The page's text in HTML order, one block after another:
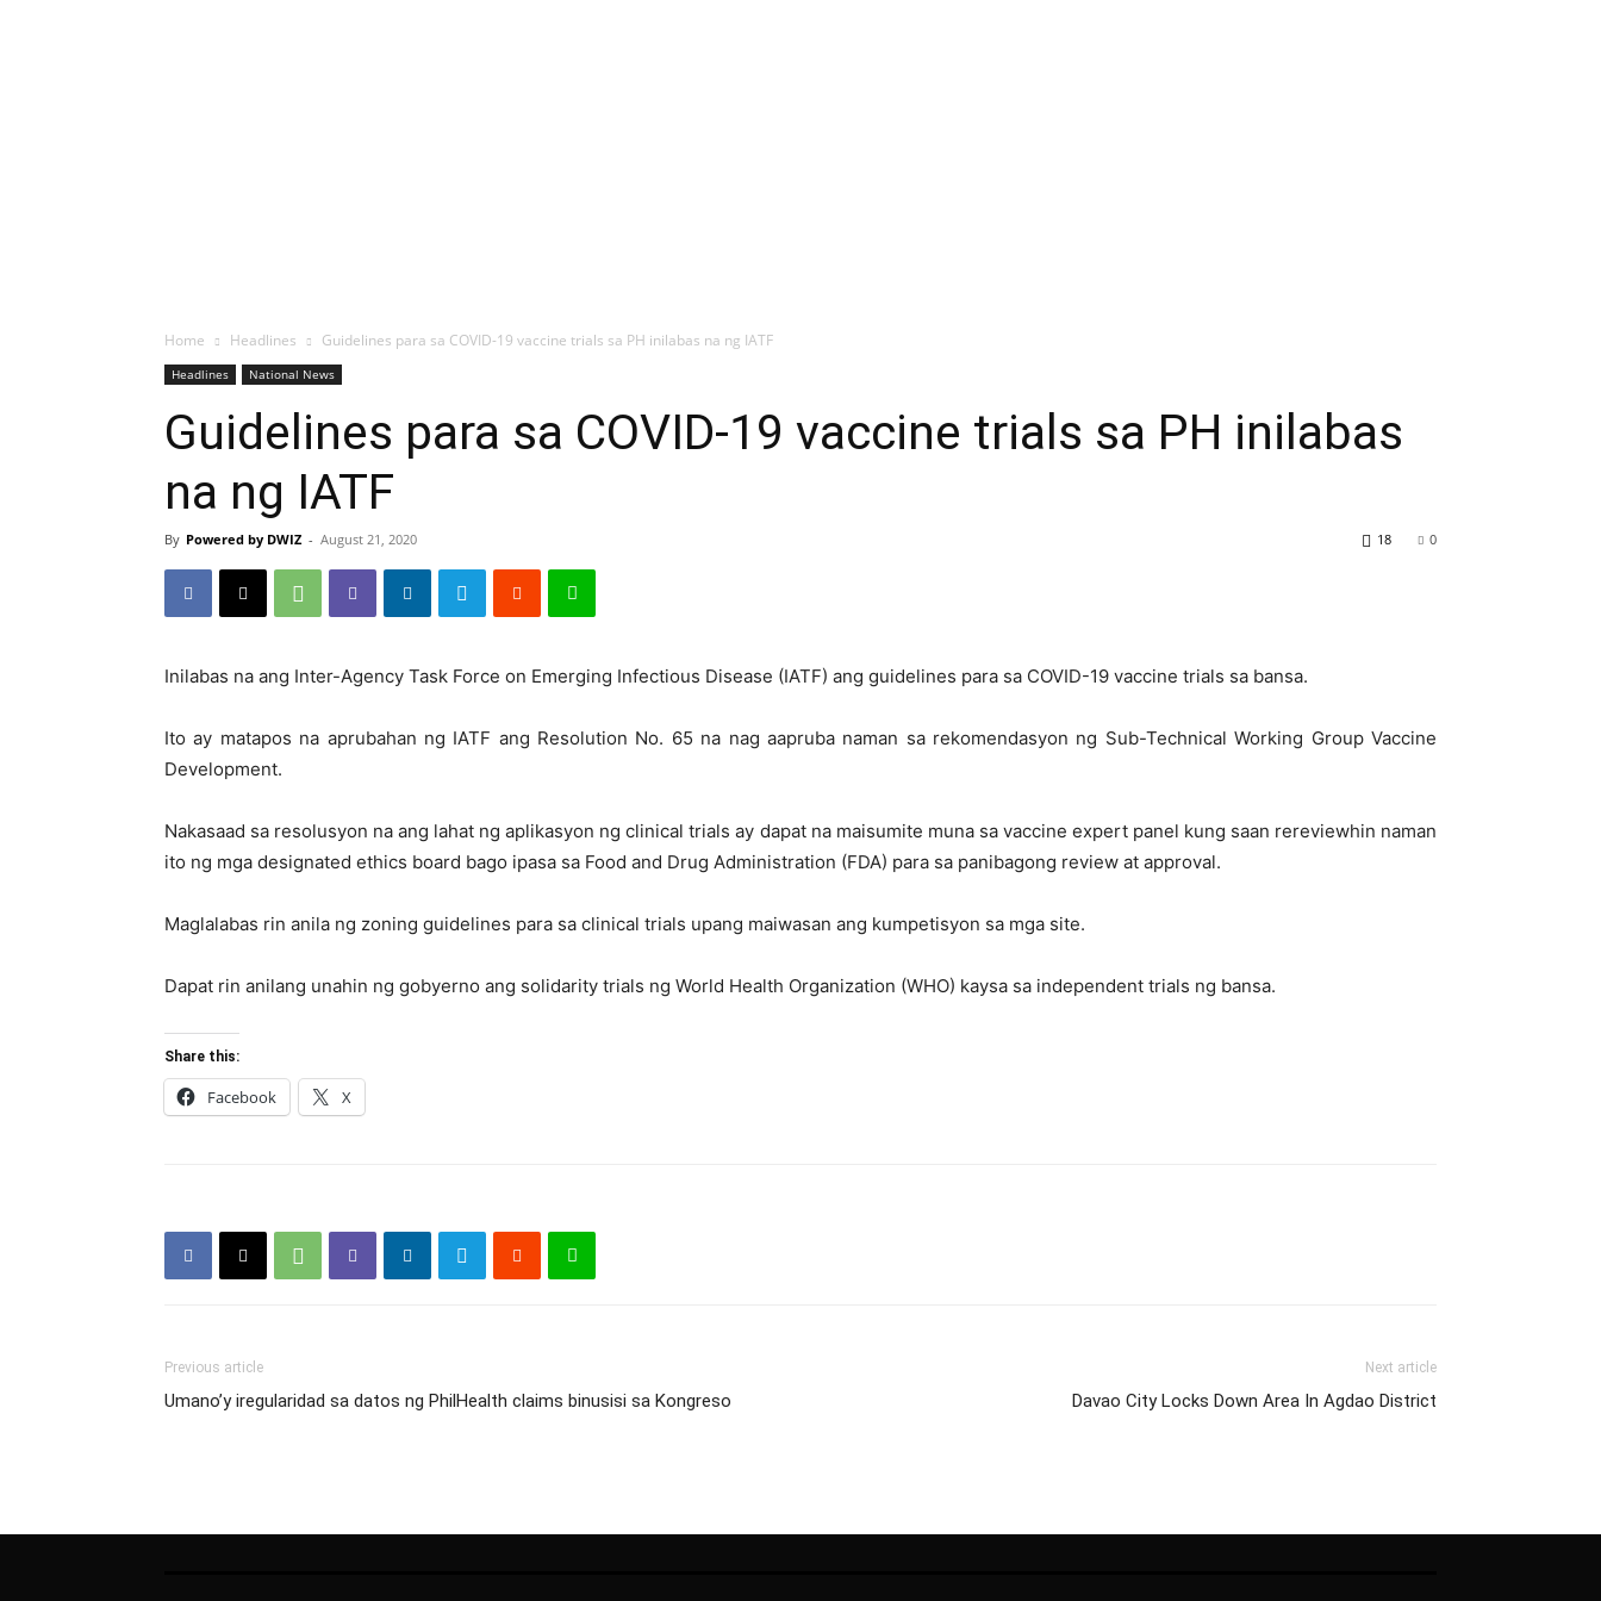
Home Headlines Guidelines para sa COVID-19 vaccine trials sa PH inilabas na ng IATF
Headlines National News
Guidelines para sa COVID-19 vaccine trials sa PH inilabas
na ng IATF
By Powered by DWIZ - August 21, 2020 0
18
Inilabas na ang Inter-Agency Task Force on Emerging Infectious Disease (IATF) ang guidelines para sa COVID-19 vaccine trials sa bansa.
Ito ay matapos na aprubahan ng IATF ang Resolution No. 65 na nag aapruba naman sa rekomendasyon ng Sub-Technical Working Group Vaccine
Development.
Nakasaad sa resolusyon na ang lahat ng aplikasyon ng clinical trials ay dapat na maisumite muna sa vaccine expert panel kung saan rereviewhin naman
ito ng mga designated ethics board bago ipasa sa Food and Drug Administration (FDA) para sa panibagong review at approval.
Maglalabas rin anila ng zoning guidelines para sa clinical trials upang maiwasan ang kumpetisyon sa mga site.
Dapat rin anilang unahin ng gobyerno ang solidarity trials ng World Health Organization (WHO) kaysa sa independent trials ng bansa.
Share this:
Facebook X
Previous article
Umano’y iregularidad sa datos ng PhilHealth claims binusisi sa Kongreso
Next article
Davao City Locks Down Area In Agdao District